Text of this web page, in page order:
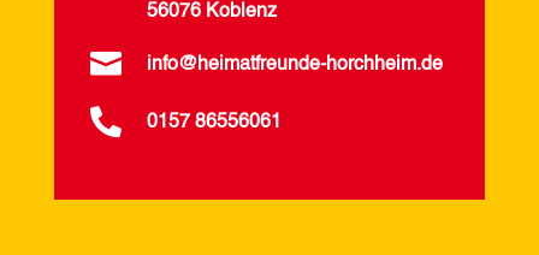
56076 Koblenz
 info@heimatfreunde-horchheim.de
 0157 86556061